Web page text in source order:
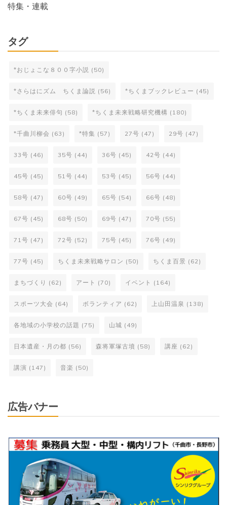
特集・連載
タグ
*おじょこな８００字小説 (50)
*さらはにズム ちくま論説 (56) *ちくまブックレビュー (45)
*ちくま未来俳句 (58) *ちくま未来戦略研究機構 (180)
*千曲川柳会 (63) *特集 (57) 27号 (47) 29号 (47)
33号 (46) 35号 (44) 36号 (45) 42号 (44)
45号 (45) 51号 (44) 53号 (45) 56号 (44)
58号 (47) 60号 (49) 65号 (54) 66号 (48)
67号 (45) 68号 (50) 69号 (47) 70号 (55)
71号 (47) 72号 (52) 75号 (45) 76号 (49)
77号 (45) ちくま未来戦略サロン (50) ちくま百景 (62)
まちづくり (62) アート (70) イベント (164)
スポーツ大会 (64) ボランティア (62) 上山田温泉 (138)
各地域の小学校の話題 (75) 山城 (49)
日本遺産・月の都 (56) 森将軍塚古墳 (58) 講座 (62)
講演 (147) 音楽 (50)
広告バナー